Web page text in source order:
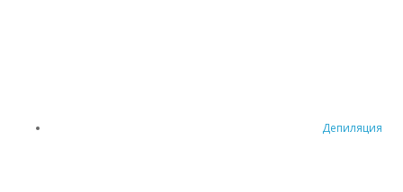
Депиляция